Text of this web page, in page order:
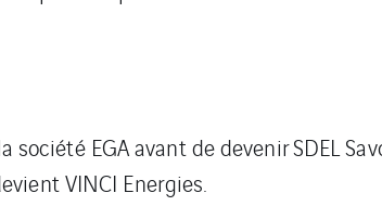
EGA avant de devenir SDEL
VINCI Energies.